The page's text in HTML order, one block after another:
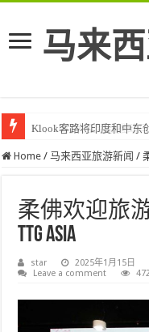
马来
Klook客路将印度和中东
Home / 马来西亚旅游新闻 /
柔佛欢迎旅游
TTG Asia
star 2025年1月15日
Leave a comment